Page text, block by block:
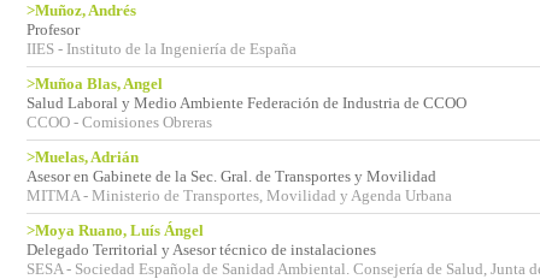
>Muñoz, Andrés
Profesor
IIES - Instituto de la Ingeniería de España
>Muñoa Blas, Angel
Salud Laboral y Medio Ambiente Federación de Industria de CCOO
CCOO - Comisiones Obreras
>Muelas, Adrián
Asesor en Gabinete de la Sec. Gral. de Transportes y Movilidad
MITMA - Ministerio de Transportes, Movilidad y Agenda Urbana
>Moya Ruano, Luís Ángel
Delegado Territorial y Asesor técnico de instalaciones
SESA - Sociedad Española de Sanidad Ambiental. Consejería de Salud, Junta